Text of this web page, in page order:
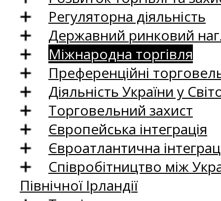
Регуляторна діяльність
Державний ринковий
Міжнародна торгівля
Преференційні
Діяльність України у
Торговельний захист
Європейська інтеграція
Євроатлантична
Співробітництво між
Північної Ірландії